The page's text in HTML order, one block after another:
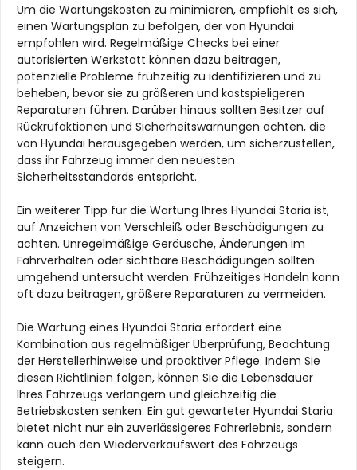
Um die Wartungskosten zu minimieren, empfiehlt es sich,
einen Wartungsplan zu befolgen, der von Hyundai
empfohlen wird. Regelmäßige Checks bei einer
autorisierten Werkstatt können dazu beitragen,
potenzielle Probleme frühzeitig zu identifizieren und zu
beheben, bevor sie zu größeren und kostspieligeren
Reparaturen führen. Darüber hinaus sollten Besitzer auf
Rückrufaktionen und Sicherheitswarnungen achten, die
von Hyundai herausgegeben werden, um sicherzustellen,
dass ihr Fahrzeug immer den neuesten
Sicherheitsstandards entspricht.
Ein weiterer Tipp für die Wartung Ihres Hyundai Staria ist,
auf Anzeichen von Verschleiß oder Beschädigungen zu
achten. Unregelmäßige Geräusche, Änderungen im
Fahrverhalten oder sichtbare Beschädigungen sollten
umgehend untersucht werden. Frühzeitiges Handeln kann
oft dazu beitragen, größere Reparaturen zu vermeiden.
Die Wartung eines Hyundai Staria erfordert eine
Kombination aus regelmäßiger Überprüfung, Beachtung
der Herstellerhinweise und proaktiver Pflege. Indem Sie
diesen Richtlinien folgen, können Sie die Lebensdauer
Ihres Fahrzeugs verlängern und gleichzeitig die
Betriebskosten senken. Ein gut gewarteter Hyundai Staria
bietet nicht nur ein zuverlässigeres Fahrerlebnis, sondern
kann auch den Wiederverkaufswert des Fahrzeugs
steigern.